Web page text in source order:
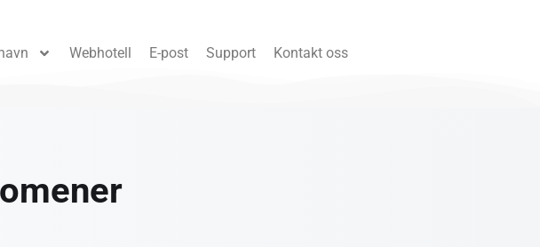
Webhotell E-post Support Kontakt oss